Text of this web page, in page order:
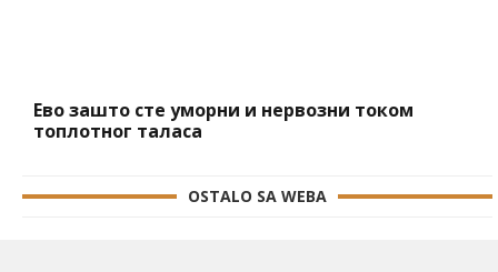
Ево зашто сте уморни и нервозни током
топлотног таласа
OSTALO SA WEBA